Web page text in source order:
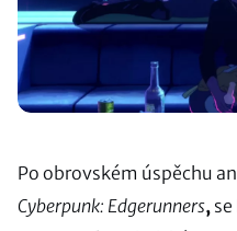
Po obrovském úspěchu
Cyberpunk: Edgerunners,